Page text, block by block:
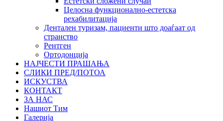
Целосна функционално-естетска
рехабилитација
Дентален туризам, пациенти што доаѓаат од
странство
Рентген
Ортодонција
НАЈЧЕСТИ ПРАШАЊА
СЛИКИ ПРЕД/ПОТОА
ИСКУСТВА
КОНТАКТ
ЗА НАС
Нашиот Тим
Галерија